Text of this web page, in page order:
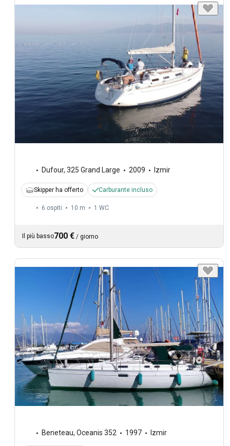
Dufour, 325 Grand Large 2009 Izmir
Skipper ha offerto Carburante incluso
6 ospiti 10 m 1 WC
Il più basso700 € / giorno
Beneteau, Oceanis 352 1997 Izmir